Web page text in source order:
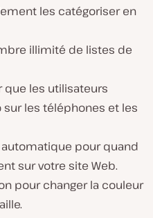
les catégoriser en
illimité de listes de
que les utilisateurs
sur les téléphones et les
pour quand
sur votre site Web.
pour changer la couleur